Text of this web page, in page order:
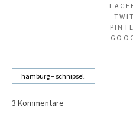
hamburg – schnipsel.
3 Kommentare